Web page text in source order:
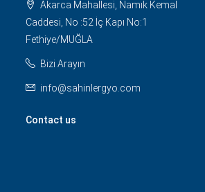
Akarca Mahallesi, Namık Kemal
Caddesi, No :52 İç Kapı No:1
Fethiye/MUĞLA
Bizi Arayın
info@sahinlergyo.com
Contact us